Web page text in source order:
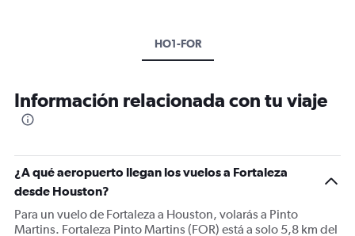
HO1-FOR
Información relacionada con tu viaje
¿A qué aeropuerto llegan los vuelos a Fortaleza
desde Houston?
Para un vuelo de Fortaleza a Houston, volarás a Pinto
Martins. Fortaleza Pinto Martins (FOR) está a solo 5,8 km del